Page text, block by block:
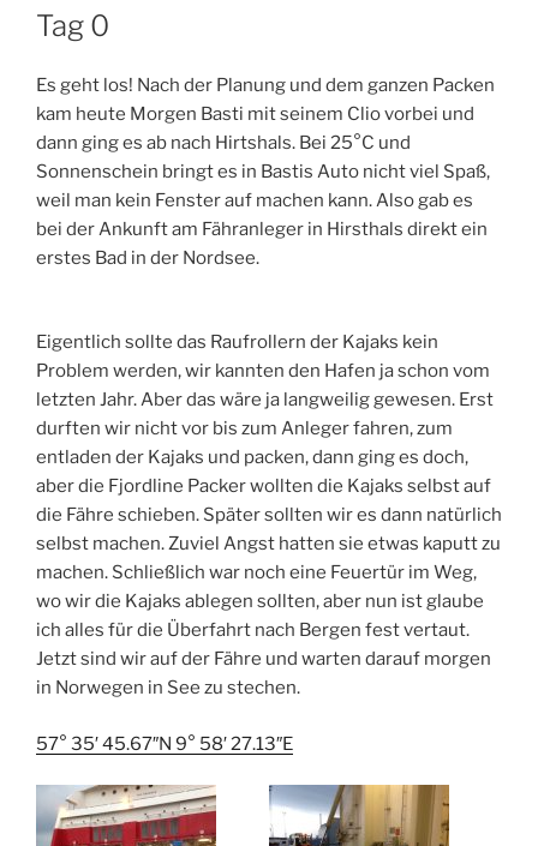
AM
Tag 0
Es geht los! Nach der Planung und dem ganzen Packen
kam heute Morgen Basti mit seinem Clio vorbei und
dann ging es ab nach Hirtshals. Bei 25°C und
Sonnenschein bringt es in Bastis Auto nicht viel Spaß,
weil man kein Fenster auf machen kann. Also gab es
bei der Ankunft am Fähranleger in Hirsthals direkt ein
erstes Bad in der Nordsee.
Eigentlich sollte das Raufrollern der Kajaks kein
Problem werden, wir kannten den Hafen ja schon vom
letzten Jahr. Aber das wäre ja langweilig gewesen. Erst
durften wir nicht vor bis zum Anleger fahren, zum
entladen der Kajaks und packen, dann ging es doch,
aber die Fjordline Packer wollten die Kajaks selbst auf
die Fähre schieben. Später sollten wir es dann natürlich
selbst machen. Zuviel Angst hatten sie etwas kaputt zu
machen. Schließlich war noch eine Feuertür im Weg,
wo wir die Kajaks ablegen sollten, aber nun ist glaube
ich alles für die Überfahrt nach Bergen fest vertaut.
Jetzt sind wir auf der Fähre und warten darauf morgen
in Norwegen in See zu stechen.
57° 35′ 45.67″N 9° 58′ 27.13″E